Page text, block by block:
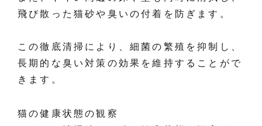
飛び散った猫砂や臭いの付着を防ぎます。
この徹底清掃により、細菌の繁殖を抑制し、
長期的な臭い対策の効果を維持することがで
きます。
猫の健康状態の観察